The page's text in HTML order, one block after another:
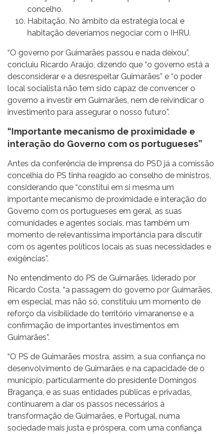
concelho.
Habitação. No âmbito da estratégia local e
habitação deveríamos negociar com o IHRU.
“O governo por Guimarães passou e nada deixou”,
concluiu Ricardo Araújo, dizendo que “o governo está a
desconsiderar e a desrespeitar Guimarães” e “o poder
local socialista não tem sido capaz de convencer o
governo a investir em Guimarães, nem de reivindicar o
investimento para assegurar o nosso futuro”.
“Importante mecanismo de proximidade e
interação do Governo com os portugueses”
Antes da conferência de imprensa do PSD já a comissão
concelhia do PS tinha reagido ao conselho de ministros,
considerando que “constitui em si mesma um
importante mecanismo de proximidade e interação do
Governo com os portugueses em geral, as suas
comunidades e agentes sociais, mas também um
momento de relevantíssima importância para discutir
com os agentes políticos locais as suas necessidades e
exigências”.
No entendimento do PS de Guimarães, liderado por
Ricardo Costa, “a passagem do governo por Guimarães,
em especial, mas não só, constituiu um momento de
reforço da visibilidade do território vimaranense e a
confirmação de importantes investimentos em
Guimarães”.
“O PS de Guimarães mostra, assim, a sua confiança no
desenvolvimento de Guimarães e na capacidade de o
município, particularmente do presidente Domingos
Bragança, e as suas entidades públicas e privadas,
continuarem a dar os passos necessários à
transformação de Guimarães, e Portugal, numa
sociedade mais justa e próspera, com uma confiança